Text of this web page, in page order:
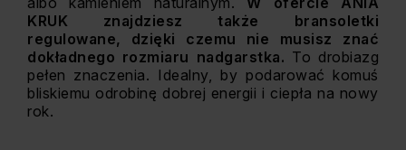
KRUK znajdziesz także bransoletki
regulowane, dzięki czemu nie musisz znać
dokładnego rozmiaru nadgarstka. To drobiazg
pełen znaczenia. Idealny, by podarować komuś
bliskiemu odrobinę dobrej energii i ciepła na nowy
rok.